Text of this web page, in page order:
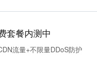
套餐内测中
流量+不限量DDoS防护